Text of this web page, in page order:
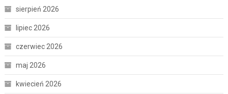
sierpień 2026
lipiec 2026
czerwiec 2026
maj 2026
kwiecień 2026